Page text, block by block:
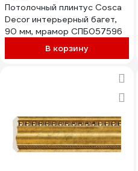
Потолочный плинтус Cosca
Decor интерьерный багет,
90 мм, мрамор СПБ057596
В корзину